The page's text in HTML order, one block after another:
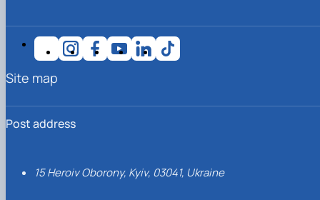
Post address
15 Heroiv Oborony, Kyiv, 03041, Ukraine
Site map